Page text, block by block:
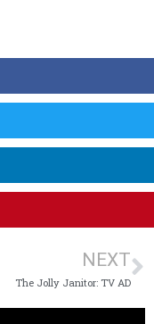
NEXT
The Jolly Janitor: TV AD